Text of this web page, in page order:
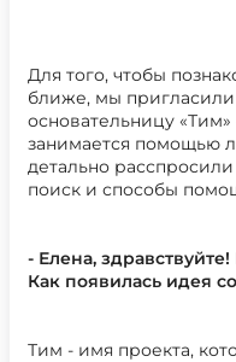
Для того, чтобы
ближе, мы
основательницу
занимается помощью
детально
поиск и способы
- Елена,
Как появилась идея
Тим - имя проекта,